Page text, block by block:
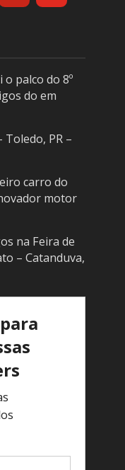
palco do 8º
do em
PR –
carro do
motor
na Feira de
– Catanduva,